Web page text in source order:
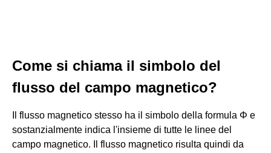
Come si chiama il simbolo del
flusso del campo magnetico?
Il flusso magnetico stesso ha il simbolo della formula Φ e
sostanzialmente indica l'insieme di tutte le linee del
campo magnetico. Il flusso magnetico risulta quindi da